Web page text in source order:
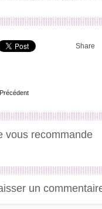
Share
Précédent
vous recommande
un